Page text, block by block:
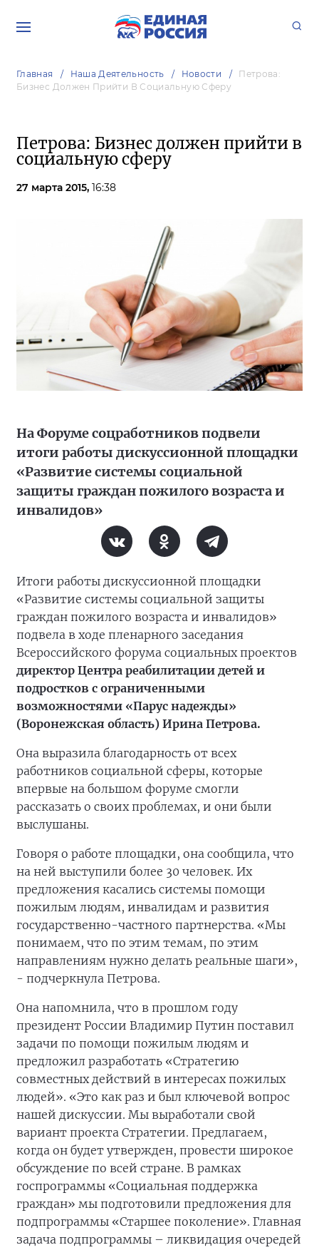
Главная Наша Деятельность Новости
Петрова:
Бизнес Должен Прийти В Социальную Сферу
Петрова: Бизнес должен прийти в
социальную сферу
27 марта 2015, 16:38
На Форуме соцработников подвели
итоги работы дискуссионной площадки
«Развитие системы социальной
защиты граждан пожилого возраста и
инвалидов»
Итоги работы дискуссионной площадки
«Развитие системы социальной защиты
граждан пожилого возраста и инвалидов»
подвела в ходе пленарного заседания
Всероссийского форума социальных проектов
директор Центра реабилитации детей и
подростков с ограниченными
возможностями «Парус надежды»
(Воронежская область) Ирина Петрова.
Она выразила благодарность от всех
работников социальной сферы, которые
впервые на большом форуме смогли
рассказать о своих проблемах, и они были
выслушаны.
Говоря о работе площадки, она сообщила, что
на ней выступили более 30 человек. Их
предложения касались системы помощи
пожилым людям, инвалидам и развития
государственно-частного партнерства. «Мы
понимаем, что по этим темам, по этим
направлениям нужно делать реальные шаги»,
- подчеркнула Петрова.
Она напомнила, что в прошлом году
президент России Владимир Путин поставил
задачи по помощи пожилым людям и
предложил разработать «Стратегию
совместных действий в интересах пожилых
людей». «Это как раз и был ключевой вопрос
нашей дискуссии. Мы выработали свой
вариант проекта Стратегии. Предлагаем,
когда он будет утвержден, провести широкое
обсуждение по всей стране. В рамках
госпрограммы «Социальная поддержка
граждан» мы подготовили предложения для
подпрограммы «Старшее поколение». Главная
задача подпрограммы – ликвидация очередей